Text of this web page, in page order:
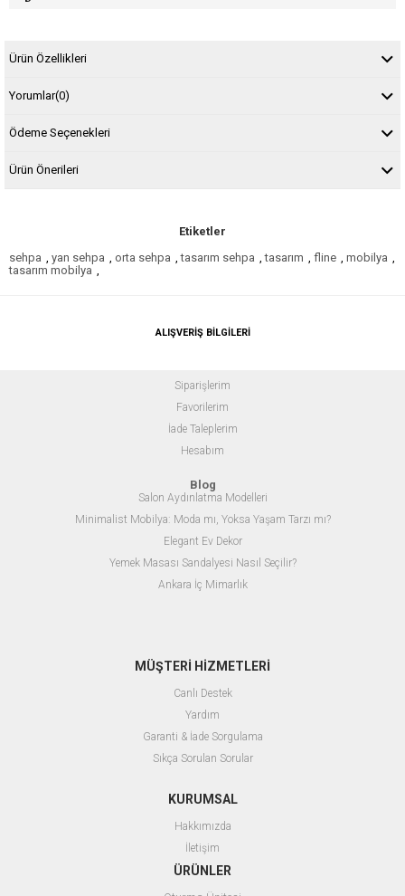
Ürün Özellikleri
Yorumlar(0)
Ödeme Seçenekleri
Ürün Önerileri
Etiketler
sehpa , yan sehpa , orta sehpa , tasarım sehpa , tasarım , fline , mobilya ,
tasarım mobilya ,
ALIŞVERİŞ BİLGİLERİ
Siparişlerim
Favorilerim
İade Taleplerim
Hesabım
Blog
Salon Aydınlatma Modelleri
Minimalist Mobilya: Moda mı, Yoksa Yaşam Tarzı mı?
Elegant Ev Dekor
Yemek Masası Sandalyesi Nasıl Seçilir?
Ankara İç Mimarlık
MÜŞTERİ HİZMETLERİ
Canlı Destek
Yardım
Garanti & İade Sorgulama
Sıkça Sorulan Sorular
KURUMSAL
Hakkımızda
İletişim
ÜRÜNLER